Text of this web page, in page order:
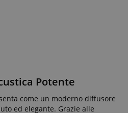
Potente
come un moderno diffusore
ed elegante. Grazie alle